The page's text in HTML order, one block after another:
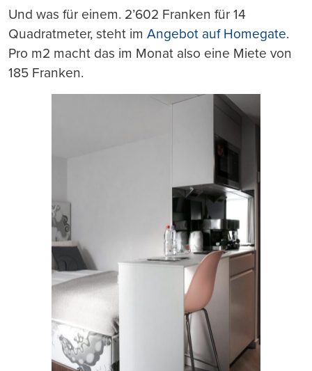
Und was für einem. 2’602 Franken für 14
Quadratmeter, steht im Angebot auf Homegate.
Pro m2 macht das im Monat also eine Miete von
185 Franken.